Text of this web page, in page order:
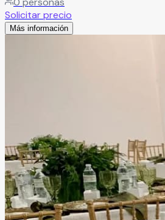
diseñados para resaltar cada
evento una experiencia inolvidable.
Solicitar precio
Más información